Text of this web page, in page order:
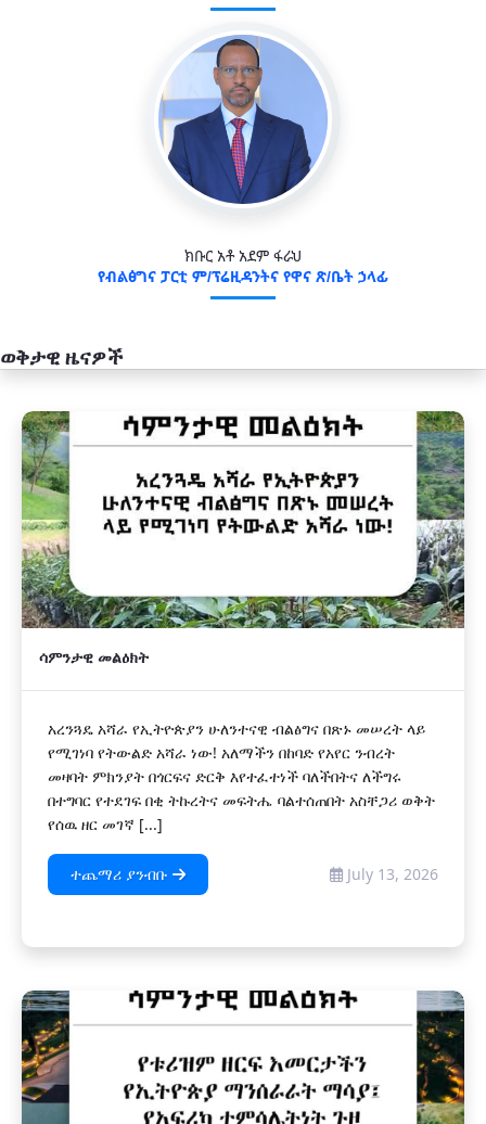
ክቡር አቶ አደም ፋራህ
የብልፅግና ፓርቲ ም/ፕሬዚዳንትና የዋና ጽ/ቤት ኃላፊ
ወቅታዊ ዜናዎች
አዲስ
ሳምንታዊ መልዕክት
​​​​​​አረንጓዴ አሻራ የኢትዮጵያን ሁለንተናዊ ብልፅግና በጽኑ መሠረት ላይ
የሚገነባ የትውልድ አሻራ ነው! አለማችን በከባድ የአየር ንብረት
መዛባት ምክንያት በጎርፍና ድርቅ እየተፈተነች ባለችበትና ለችግሩ
በተግባር የተደገፍ በቂ ትኩረትና መፍትሔ ባልተሰጠበት አስቸጋሪ ወቅት
የሰዉ ዘር መገኛ [...]
ተጨማሪ ያንብቡ July 13, 2026